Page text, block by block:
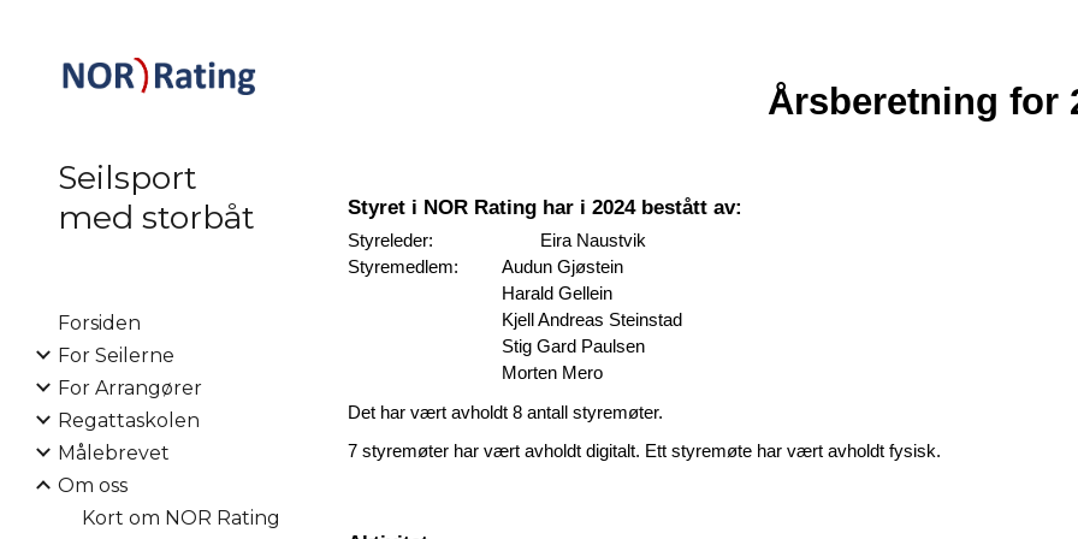
Seilsport
med storbåt
Forsiden
For Seilerne
For Arrangører
Regattaskolen
Målebrevet
Om oss
Kort om NOR Rating
Årsberetning for
Styret i NOR Rating har i 2024 bestått av:
Styreleder:
Eira Naustvik
Styremedlem:
Audun Gjøstein
Harald Gellein
Kjell Andreas Steinstad
Stig Gard Paulsen
Morten Mero
Det har vært avholdt 8 antall styremøter.
7 styremøter har vært avholdt digitalt. Ett styremøte har vært avholdt fysisk.